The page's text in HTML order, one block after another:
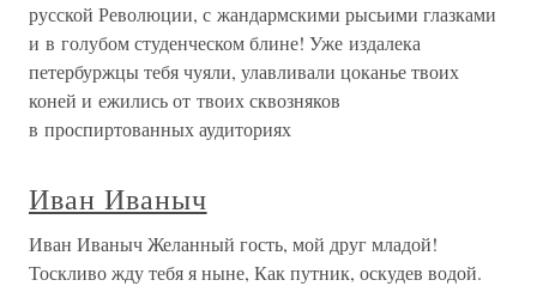
русской Революции, с жандармскими рысьими глазками
и в голубом студенческом блине! Уже издалека
петербуржцы тебя чуяли, улавливали цоканье твоих
коней и ежились от твоих сквозняков
в проспиртованных аудиториях
Иван Иваныч
Иван Иваныч Желанный гость, мой друг младой!
Тоскливо жду тебя я ныне, Как путник, оскудев водой.